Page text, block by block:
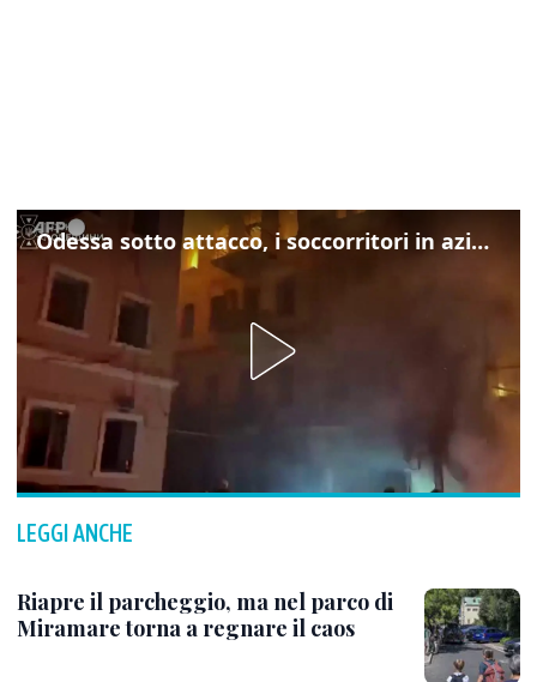
Odessa sotto attacco, i soccorritori in azione
LEGGI ANCHE
Riapre il parcheggio, ma nel parco di
Miramare torna a regnare il caos